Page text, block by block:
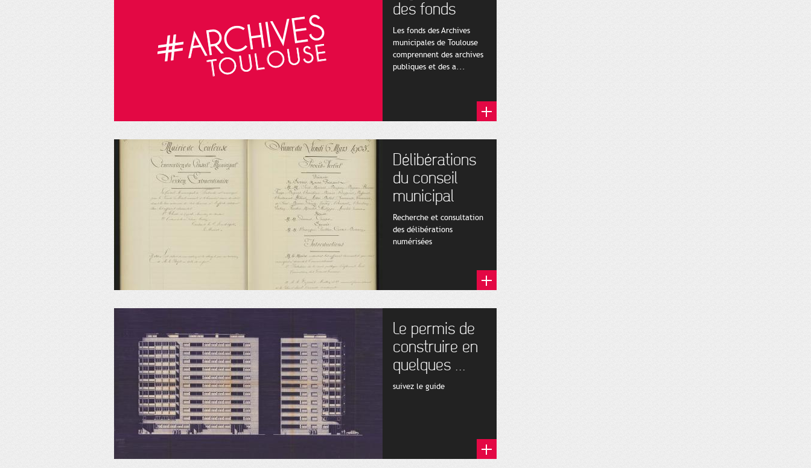
des fonds
Les fonds des Archives
municipales de Toulouse
comprennent des archives
publiques et des a...
Délibérations
du conseil
municipal
Recherche et consultation
des délibérations
numérisées
Le permis de
construire en
quelques ...
suivez le guide